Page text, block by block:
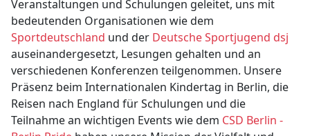
Veranstaltungen und Schulungen geleitet, uns mit
bedeutenden Organisationen wie dem
Sportdeutschland und der Deutsche Sportjugend dsj
auseinandergesetzt, Lesungen gehalten und an
verschiedenen Konferenzen teilgenommen. Unsere
Präsenz beim Internationalen Kindertag in Berlin, die
Reisen nach England für Schulungen und die
Teilnahme an wichtigen Events wie dem CSD Berlin -